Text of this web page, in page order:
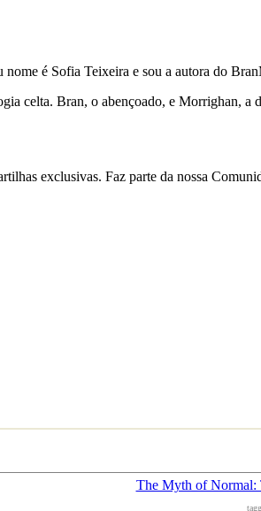
é Sofia Teixeira e sou a autora do
celta. Bran, o abençoado, e Morrighan, a
exclusivas. Faz parte da nossa
The Myth of Normal: